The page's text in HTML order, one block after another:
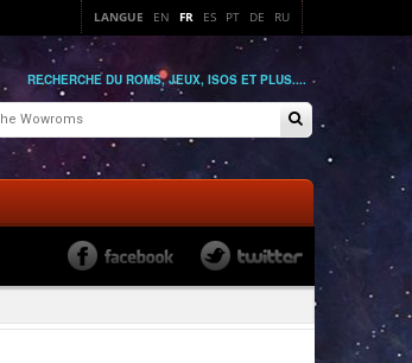
LANGUE EN FR ES PT DE RU
RECHERCHE DU ROMS, JEUX, ISOS ET PLUS....